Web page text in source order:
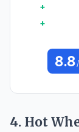
8.8
4. Hot